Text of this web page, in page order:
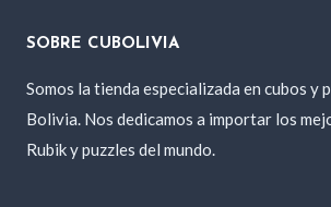
SOBRE CUBOLIVIA
Somos la tienda especializada en cubos y
Bolivia. Nos dedicamos a importar los
Rubik y puzzles del mundo.